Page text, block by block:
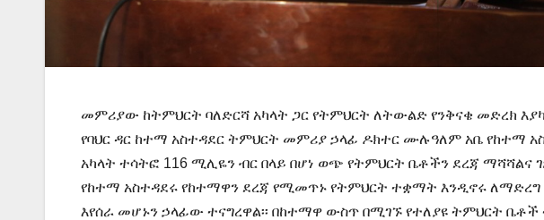
መምሪያው ከትምህርት ባለድርሻ አካላት ጋር የትምህርት ለትውልድ የንቅናቄ መድረክ
የባህር ዳር ከተማ አስተዳደር ትምህርት መምሪያ ኃላፊ ዶክተር ሙሉዓለም አቤ የከተማ
አካላት ተሳትፎ 116 ሚሊዬን ብር በላይ በሆነ ወጭ የትምህርት ቤቶችን ደረጃ ማሻሻልና
የከተማ አስተዳደሩ የከተማዋን ደረጃ የሚመጥኑ የትምህርት ተቋማት እንዲኖሩ ለማድረግ
እየሰራ መሆኑን ኃላፊው ተናግረዋል፡፡ በከተማዋ ውስጥ በሚገኙ የተለያዩ ትምህርት